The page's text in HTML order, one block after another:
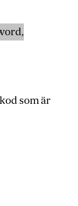
som är